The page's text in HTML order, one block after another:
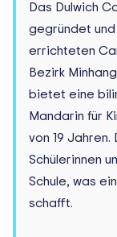
Das Dulwich
gegründet
errichteten
Bezirk
bietet eine
Mandarin für
von 19
Schülerinnen
Schule, was
schafft.